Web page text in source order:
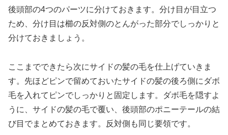
後頭部の4つのパーツに分けておきます。分け目が目立つ
ため、分け目は櫛の反対側のとんがった部分でしっかりと
分けておきましょう。
ここまでできたら次にサイドの髪の毛を仕上げていきま
す。先ほどピンで留めておいたサイドの髪の後ろ側にダボ
毛を入れてピンでしっかりと固定します。ダボ毛を隠すよ
うに、サイドの髪の毛で覆い、後頭部のポニーテールの結
び目でまとめておきます。反対側も同じ要領です。